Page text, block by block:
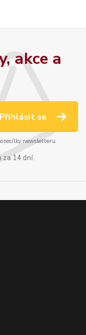
akce a
Přihlásit se
newsletteru.
za 14 dní.